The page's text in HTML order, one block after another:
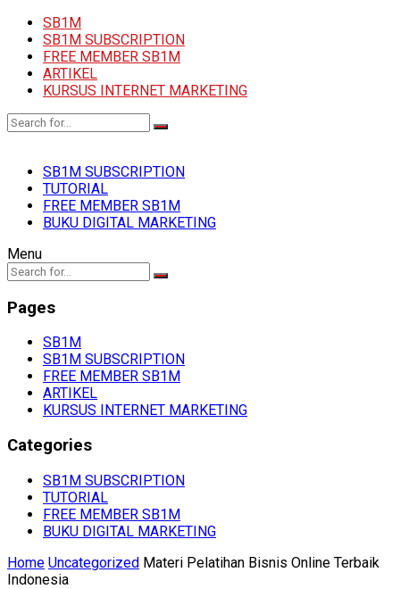
SB1M
SB1M SUBSCRIPTION
FREE MEMBER SB1M
ARTIKEL
KURSUS INTERNET MARKETING
SB1M SUBSCRIPTION
TUTORIAL
FREE MEMBER SB1M
BUKU DIGITAL MARKETING
Menu
Pages
SB1M
SB1M SUBSCRIPTION
FREE MEMBER SB1M
ARTIKEL
KURSUS INTERNET MARKETING
Categories
SB1M SUBSCRIPTION
TUTORIAL
FREE MEMBER SB1M
BUKU DIGITAL MARKETING
Home Uncategorized Materi Pelatihan Bisnis Online Terbaik
Indonesia